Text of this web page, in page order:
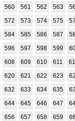
560 561 562 563
572 573 574 575
584 585 586 587
596 597 598 599
608 609 610 611
620 621 622 623
632 633 634 635
644 645 646 647
656 657 658 659